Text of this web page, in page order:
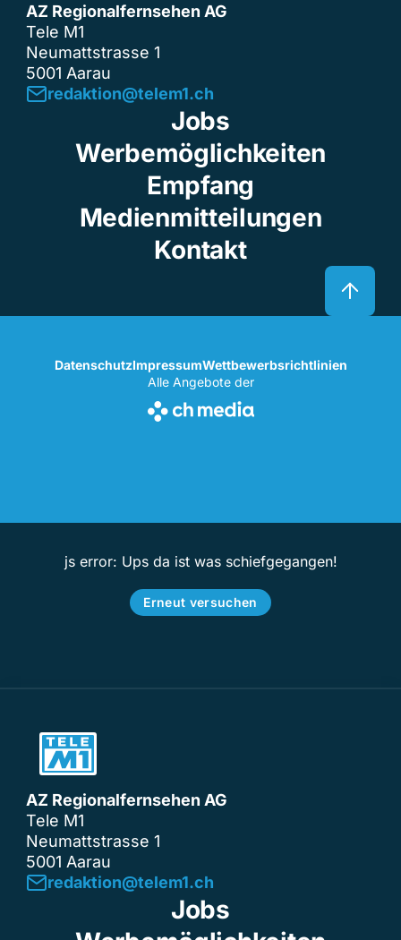
AZ Regionalfernsehen AG
Tele M1
Neumattstrasse 1
5001 Aarau
redaktion@telem1.ch
Jobs
Werbemöglichkeiten
Empfang
Medienmitteilungen
Kontakt
DatenschutzImpressumWettbewerbsrichtlinien
Alle Angebote der
js error: Ups da ist was schiefgegangen!
Erneut versuchen
AZ Regionalfernsehen AG
Tele M1
Neumattstrasse 1
5001 Aarau
redaktion@telem1.ch
Jobs